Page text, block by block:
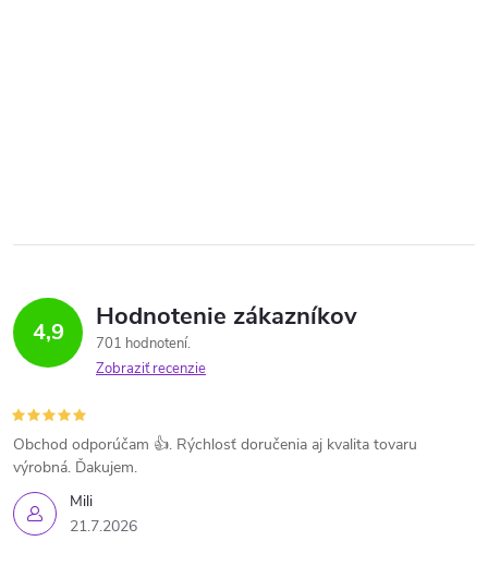
4,9 Hodnotenie zákazníkov
701 hodnotení
Zobraziť recenzie
Mili
21.7.2026
Obchod odporúčam 👍. Rýchlosť doručenia aj kvalita tovaru
výrobná. Ďakujem.